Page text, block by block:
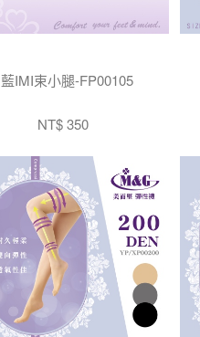
藍IMI束小腿-FP00105
NT$ 350